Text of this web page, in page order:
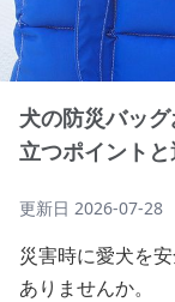
犬の防災バッ
立つポイント
更新日 2026-07-28
災害時に愛犬を
ありませんか。